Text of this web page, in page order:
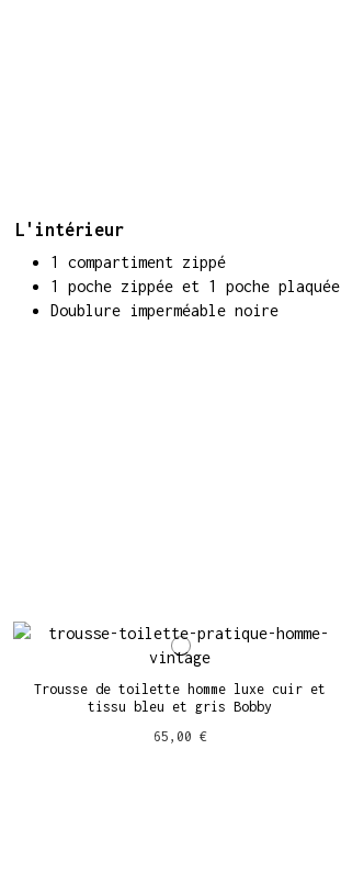
L'intérieur
1 compartiment zippé
1 poche zippée et 1 poche plaquée
Doublure imperméable noire
Trousse de toilette homme luxe cuir et
tissu bleu et gris Bobby
65,00 €